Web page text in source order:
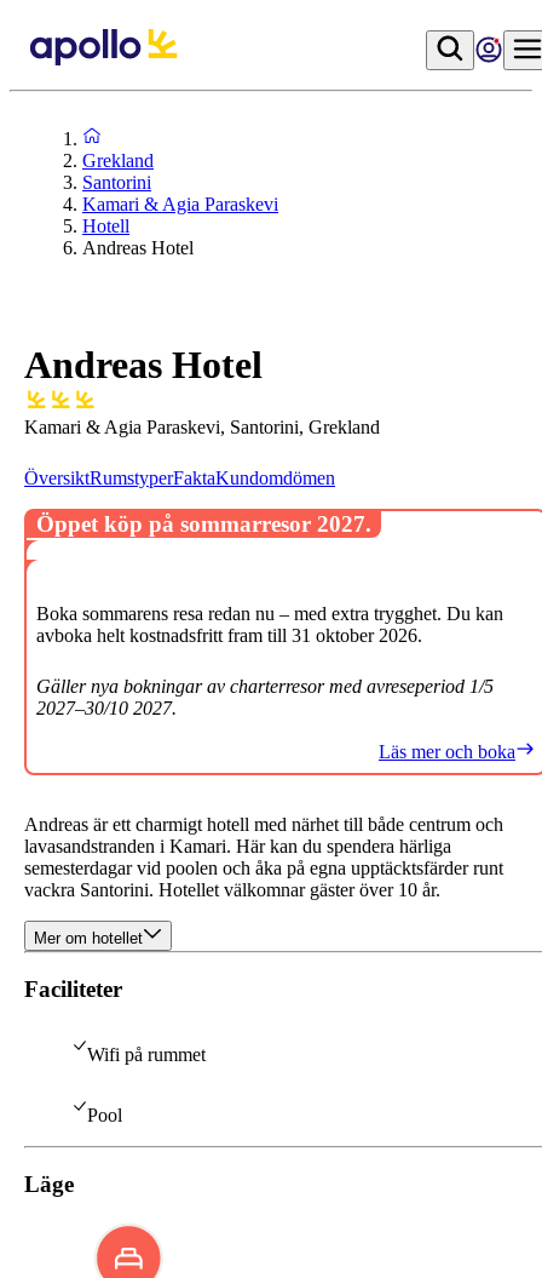
Grekland
Santorini
Kamari & Agia Paraskevi
Hotell
Andreas Hotel
Andreas Hotel
Kamari & Agia Paraskevi, Santorini, Grekland
ÖversiktRumstyperFaktaKundomdömen
Andreas är ett charmigt hotell med närhet till både centrum och
lavasandstranden i Kamari. Här kan du spendera härliga
semesterdagar vid poolen och åka på egna upptäcktsfärder runt
vackra Santorini. Hotellet välkomnar gäster över 10 år.
Mer om hotellet
Faciliteter
Wifi på rummet
Pool
Läge
Öppet köp på sommarresor 2027.
Boka sommarens resa redan nu – med extra trygghet. Du kan
avboka helt kostnadsfritt fram till 31 oktober 2026.
Gäller nya bokningar av charterresor med avreseperiod 1/5
2027–30/10 2027.
Läs mer och boka